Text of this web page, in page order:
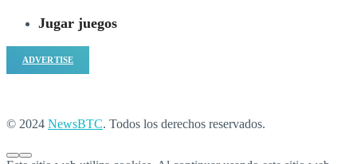
Jugar juegos
ADVERTISE
© 2024 NewsBTC. Todos los derechos reservados.